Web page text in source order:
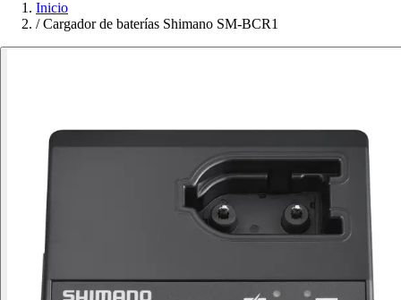
Inicio
/ Cargador de baterías Shimano SM-BCR1